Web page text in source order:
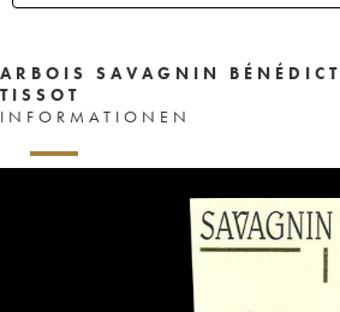
ARBOIS SAVAGNIN
TISSOT
INFORMATIONEN